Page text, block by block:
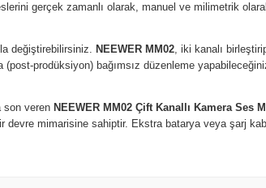
gerçek zamanlı olarak, manuel ve milimetrik
değiştirebilirsiniz. NEEWER MM02, iki kanalı
prodüksiyon) bağımsız düzenleme
son veren NEEWER MM02 Çift Kanallı Kamera Ses
devre mimarisine sahiptir. Ekstra batarya veya şarj